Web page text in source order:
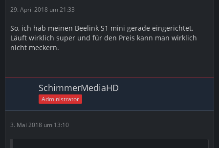
29. April 2018 um 21:33
So, ich hab meinen Beelink S1 mini gerade eingerichtet.
Läuft wirklich super und für den Preis kann man wirklich
nicht meckern.
SchimmerMediaHD
Administrator
3. Mai 2018 um 13:10